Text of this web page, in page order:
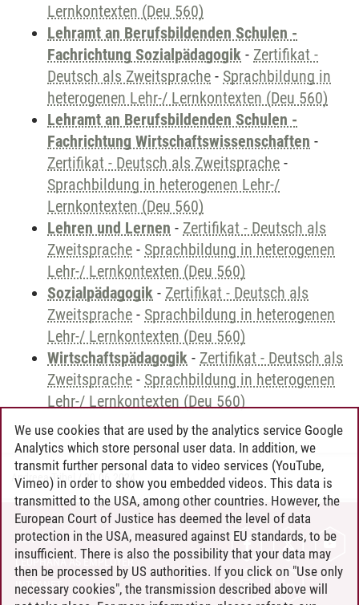
Lernkontexten (Deu 560)
Lehramt an Berufsbildenden Schulen -
Fachrichtung Sozialpädagogik - Zertifikat -
Deutsch als Zweitsprache - Sprachbildung in
heterogenen Lehr-/ Lernkontexten (Deu 560)
Lehramt an Berufsbildenden Schulen -
Fachrichtung Wirtschaftswissenschaften -
Zertifikat - Deutsch als Zweitsprache -
Sprachbildung in heterogenen Lehr-/
Lernkontexten (Deu 560)
Lehren und Lernen - Zertifikat - Deutsch als
Zweitsprache - Sprachbildung in heterogenen
Lehr-/ Lernkontexten (Deu 560)
Sozialpädagogik - Zertifikat - Deutsch als
Zweitsprache - Sprachbildung in heterogenen
Lehr-/ Lernkontexten (Deu 560)
Wirtschaftspädagogik - Zertifikat - Deutsch als
Zweitsprache - Sprachbildung in heterogenen
Lehr-/ Lernkontexten (Deu 560)
Andreea Tribel 30.06.2024
CONTACT
LEUPHANA AS EMPLOYER
INTRANET
We use cookies that are used by the analytics service Google
Analytics which store personal user data. In addition, we
transmit further personal data to video services (YouTube,
Vimeo) in order to show you embedded videos. This data is
transmitted to the USA, among other countries. However, the
European Court of Justice has deemed the level of data
protection in the USA, measured against EU standards, to be
insufficient. There is also the possibility that your data may
then be processed by US authorities. If you click on "Use only
necessary cookies", the transmission described above will